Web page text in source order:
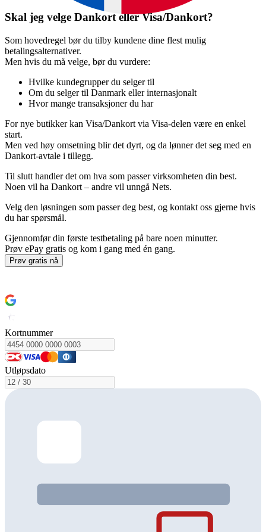
Skal jeg velge Dankort eller Visa/Dankort?
Som hovedregel bør du tilby kundene dine flest mulig
betalingsalternativer.
Men hvis du må velge, bør du vurdere:
Hvilke kundegrupper du selger til
Om du selger til Danmark eller internasjonalt
Hvor mange transaksjoner du har
For nye butikker kan Visa/Dankort via Visa-delen være en enkel
start.
Men ved høy omsetning blir det dyrt, og da lønner det seg med en
Dankort-avtale i tillegg.
Til slutt handler det om hva som passer virksomheten din best.
Noen vil ha Dankort – andre vil unngå Nets.
Velg den løsningen som passer deg best, og kontakt oss gjerne hvis
du har spørsmål.
Gjennomfør din første testbetaling på bare noen minutter.
Prøv ePay gratis og kom i gang med én gang.
Prøv gratis nå
Kortnummer
Utløpsdato